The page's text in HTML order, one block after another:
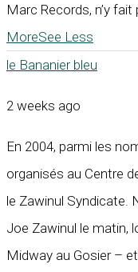
Marc Records, n’y
MoreSee Less
le Bananier bleu
2 weeks ago
En 2004, parmi les
organisés au Centre
le Zawinul Syndicate.
Joe Zawinul le matin,
Midway au Gosier –